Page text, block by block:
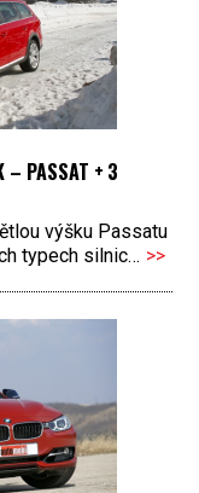
– PASSAT + 3
výšku Passatu
typech silnic… >>